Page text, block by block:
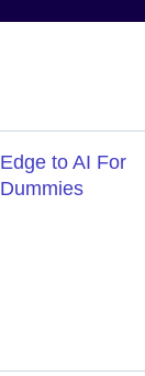
Edge to AI For
Dummies